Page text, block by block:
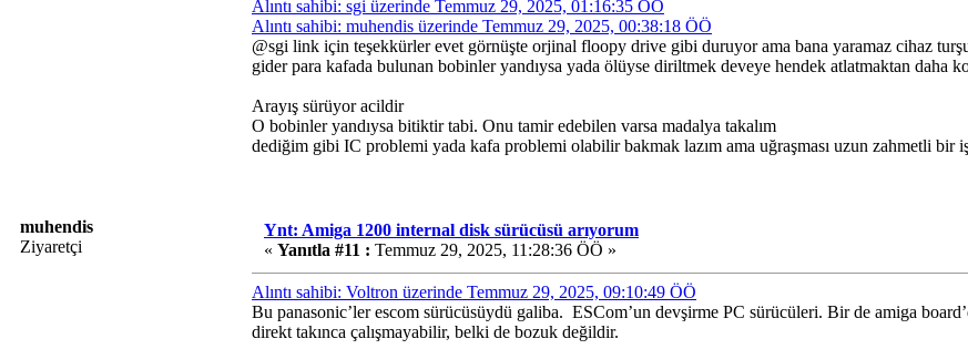
Alıntı sahibi: sgi üzerinde Temmuz 29, 2025, 01:16:35 ÖÖ
Alıntı sahibi: muhendis üzerinde Temmuz 29, 2025, 00:38:18 ÖÖ
@sgi link için teşekkürler evet görnüşte orjinal floopy drive gibi duruyor ama bana yaramaz cihaz
gider para kafada bulunan bobinler yandıysa yada ölüyse diriltmek deveye hendek atlatmaktan daha
Arayış sürüyor acildir
O bobinler yandıysa bitiktir tabi. Onu tamir edebilen varsa madalya takalım
dediğim gibi IC problemi yada kafa problemi olabilir bakmak lazım ama uğraşması uzun zahmetli bir
muhendis
Ziyaretçi
Ynt: Amiga 1200 internal disk sürücüsü arıyorum
« Yanıtla #11 : Temmuz 29, 2025, 11:28:36 ÖÖ »
Alıntı sahibi: Voltron üzerinde Temmuz 29, 2025, 09:10:49 ÖÖ
Bu panasonic’ler escom sürücüsüydü galiba. ESCom’un devşirme PC sürücüleri. Bir de amiga
direkt takınca çalışmayabilir, belki de bozuk değildir.